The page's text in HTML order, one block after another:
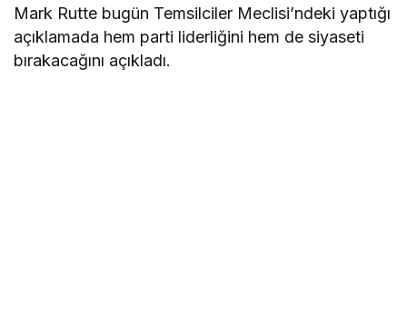
Mark Rutte bugün Temsilciler Meclisi’ndeki yaptığı
açıklamada hem parti liderliğini hem de siyaseti
bırakacağını açıkladı.